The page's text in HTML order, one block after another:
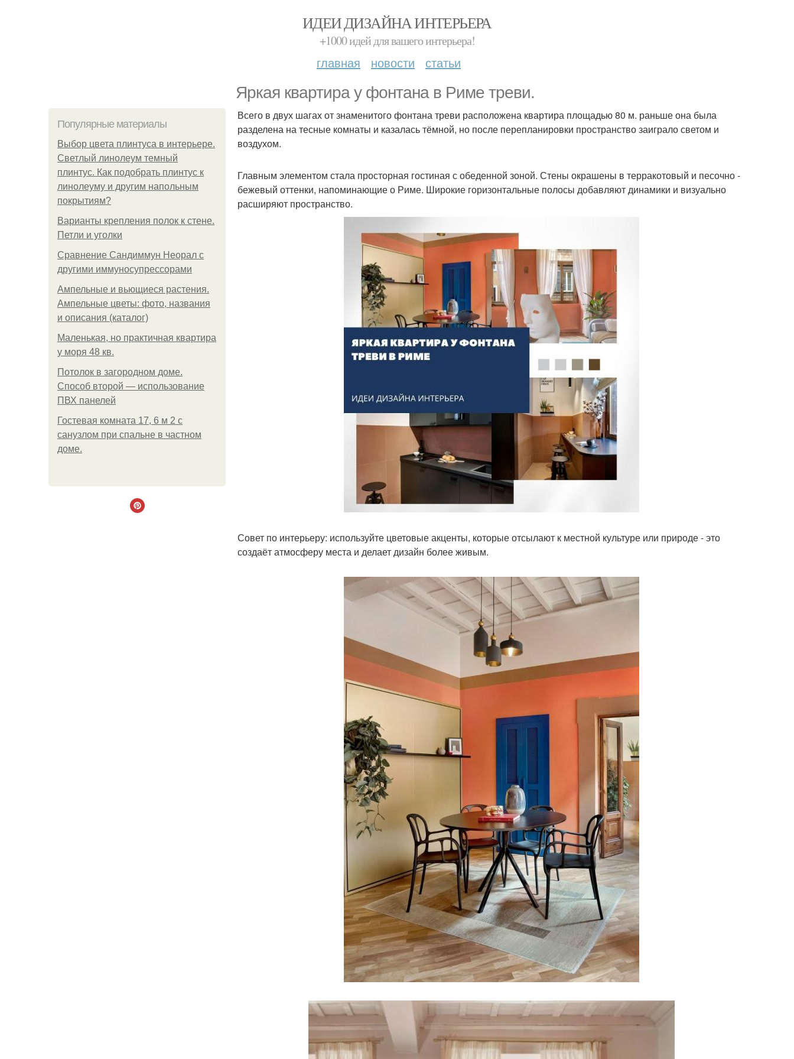
ИДЕИ ДИЗАЙНА ИНТЕРЬЕРА
+1000 идей для вашего интерьера!
главная новости статьи
Яркая квартира у фонтана в Риме треви.
Популярные материалы
Выбор цвета плинтуса в интерьере.
Светлый линолеум темный
плинтус. Как подобрать плинтус к
линолеуму и другим напольным
покрытиям?
Варианты крепления полок к стене.
Петли и уголки
Сравнение Сандиммун Неорал с
другими иммуносупрессорами
Ампельные и вьющиеся растения.
Ампельные цветы: фото, названия
и описания (каталог)
Маленькая, но практичная квартира
у моря 48 кв.
Потолок в загородном доме.
Способ второй — использование
ПВХ панелей
Гостевая комната 17, 6 м 2 с
санузлом при спальне в частном
доме.
Всего в двух шагах от знаменитого фонтана треви расположена квартира площадью 80 м. раньше она была
разделена на тесные комнаты и казалась тёмной, но после перепланировки пространство заиграло светом и
воздухом.
Главным элементом стала просторная гостиная с обеденной зоной. Стены окрашены в терракотовый и песочно -
бежевый оттенки, напоминающие о Риме. Широкие горизонтальные полосы добавляют динамики и визуально
расширяют пространство.
Совет по интерьеру: используйте цветовые акценты, которые отсылают к местной культуре или природе - это
создаёт атмосферу места и делает дизайн более живым.